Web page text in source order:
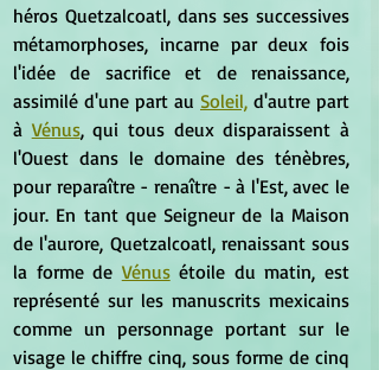
héros Quetzalcoatl, dans ses successives
métamorphoses, incarne par deux fois
l'idée de sacrifice et de renaissance,
assimilé d'une part au Soleil, d'autre part
à Vénus, qui tous deux disparaissent à
l'Ouest dans le domaine des ténèbres,
pour reparaître - renaître - à l'Est, avec le
jour. En tant que Seigneur de la Maison
de l'aurore, Quetzalcoatl, renaissant sous
la forme de Vénus étoile du matin, est
représenté sur les manuscrits mexicains
comme un personnage portant sur le
visage le chiffre cinq, sous forme de cinq